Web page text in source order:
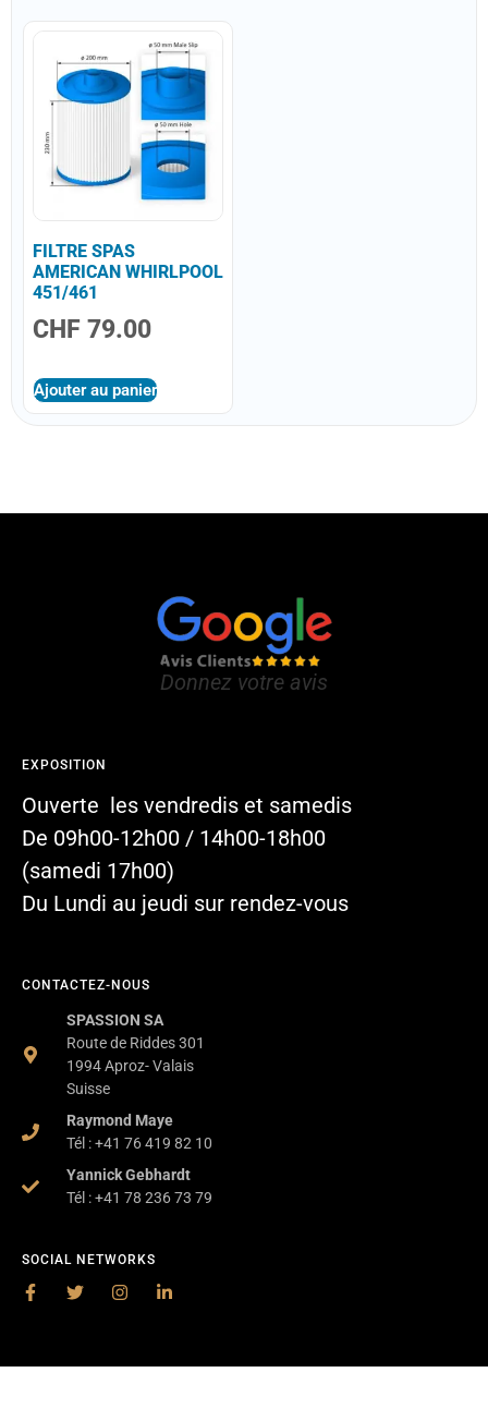
FILTRE SPAS
AMERICAN WHIRLPOOL
451/461
CHF 79.00
Ajouter au panier
SOCIAL NETWORKS
CONTACTEZ-NOUS
SPASSION SA
Route de Riddes 301
1994 Aproz- Valais
Suisse
Raymond Maye
Tél : +41 76 419 82 10
Yannick Gebhardt
Tél : +41 78 236 73 79
EXPOSITION
Ouverte les vendredis et samedis
De 09h00-12h00 / 14h00-18h00
(samedi 17h00)
Du Lundi au jeudi sur rendez-vous
Donnez votre avis